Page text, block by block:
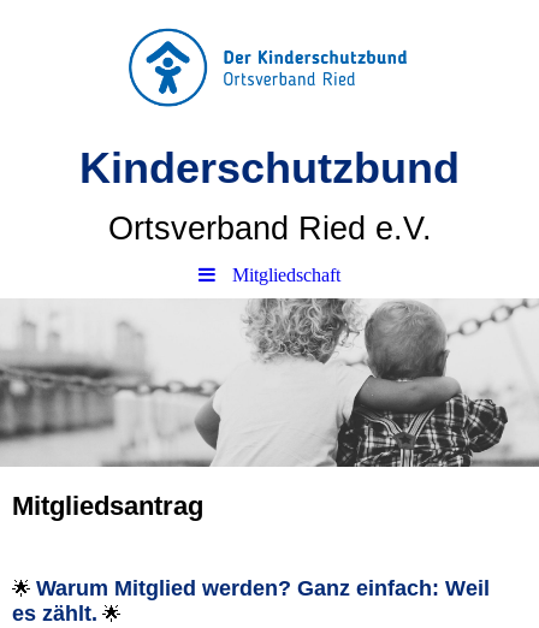
Kinderschutzbund
Ortsverband Ried e.V.
Mitgliedschaft
Mitgliedsantrag
🌟 Warum Mitglied werden? Ganz einfach: Weil
es zählt. 🌟